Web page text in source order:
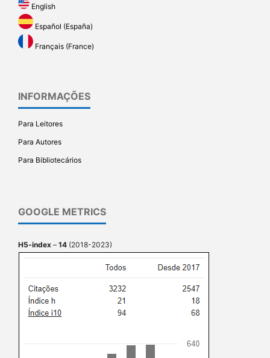
English
Español (España)
Français (France)
INFORMAÇÕES
Para Leitores
Para Autores
Para Bibliotecários
GOOGLE METRICS
H5-index – 14 (2018-2023)